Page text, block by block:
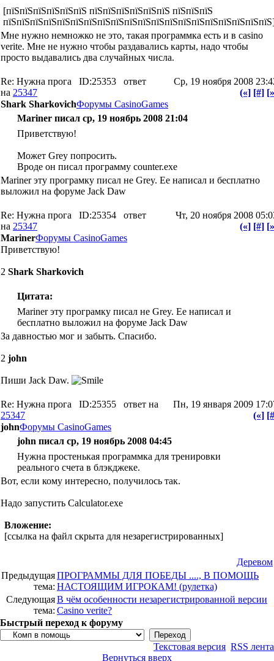
[пїЅпїЅпїЅпїЅпїЅпїЅ пїЅпїЅпїЅпїЅпїЅпїЅ пїЅпїЅпїЅ
Мне нужно немножко не это, такая программка есть и в casino
verite. Мне не нужно чтобы раздавались карты, надо чтобы
просто выдавались два случайных числа.
Re: Нужна прога ID:25353 ответ
на 25347
Ср, 19 ноября 2008
(«] [#]
Shark SharkovichФорумы CasinoGames
Mariner писал ср, 19 ноябрь 2008 21:04
Приветствую!
Может Grey попросить.
Вроде он писал программу counter.exe
Mariner эту програмку писал не Grey. Ее написал и бесплатно
выложил на форуме Jack Daw
Re: Нужна прога ID:25354 ответ
на 25347
Чт, 20 ноября 2008
(«] [#]
MarinerФорумы CasinoGames
Приветствую!
2 Shark Sharkovich
Цитата:
Mariner эту програмку писал не Grey. Ее написал и
бесплатно выложил на форуме Jack Daw
За давностью мог и забыть. Спасибо.
2 john
Пиши Jack Daw.
Re: Нужна прога ID:25355 ответ на
25347
Пн, 19 января 2009
(«]
johnФорумы CasinoGames
john писал ср, 19 ноябрь 2008 04:45
Нужна простенькая программка для тренировки
реального счета в блэкджеке.
Вот, если кому интересно, получилось так.
Надо запустить Calculator.exe
Вложение:
[ссылка на файл скрыта для незарегистрированных]
Деревом
Предыдущая
тема:
ПРОГРАММЫ ДЛЯ ПОБЕДЫ ...., В ПОМОЩЬ
НАСТОЯЩИМ ИГРОКАМ! (рулетка)
Следующая
тема:
В чём особенности незарегистрированной версии
Casino verite?
Быстрый переход к форуму
Текстовая версия RSS лента
Вернуться вверх